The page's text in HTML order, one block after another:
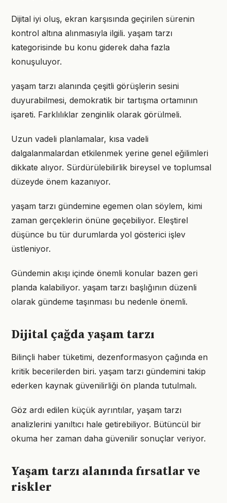
Dijital iyi oluş, ekran karşısında geçirilen sürenin
kontrol altına alınmasıyla ilgili. yaşam tarzı
kategorisinde bu konu giderek daha fazla
konuşuluyor.
yaşam tarzı alanında çeşitli görüşlerin sesini
duyurabilmesi, demokratik bir tartışma ortamının
işareti. Farklılıklar zenginlik olarak görülmeli.
Uzun vadeli planlamalar, kısa vadeli
dalgalanmalardan etkilenmek yerine genel eğilimleri
dikkate alıyor. Sürdürülebilirlik bireysel ve toplumsal
düzeyde önem kazanıyor.
yaşam tarzı gündemine egemen olan söylem, kimi
zaman gerçeklerin önüne geçebiliyor. Eleştirel
düşünce bu tür durumlarda yol gösterici işlev
üstleniyor.
Gündemin akışı içinde önemli konular bazen geri
planda kalabiliyor. yaşam tarzı başlığının düzenli
olarak gündeme taşınması bu nedenle önemli.
Dijital çağda yaşam tarzı
Bilinçli haber tüketimi, dezenformasyon çağında en
kritik becerilerden biri. yaşam tarzı gündemini takip
ederken kaynak güvenilirliği ön planda tutulmalı.
Göz ardı edilen küçük ayrıntılar, yaşam tarzı
analizlerini yanıltıcı hale getirebiliyor. Bütüncül bir
okuma her zaman daha güvenilir sonuçlar veriyor.
Yaşam tarzı alanında fırsatlar ve
riskler